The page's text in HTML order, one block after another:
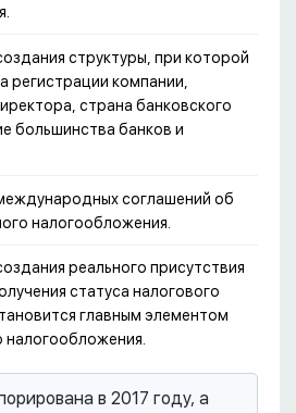
структуры, при которой
регистрации компании,
страна банковского
большинства банков и
соглашений об
налогообложения.
реального присутствия
статуса налогового
главным элементом
в 2017 году, а